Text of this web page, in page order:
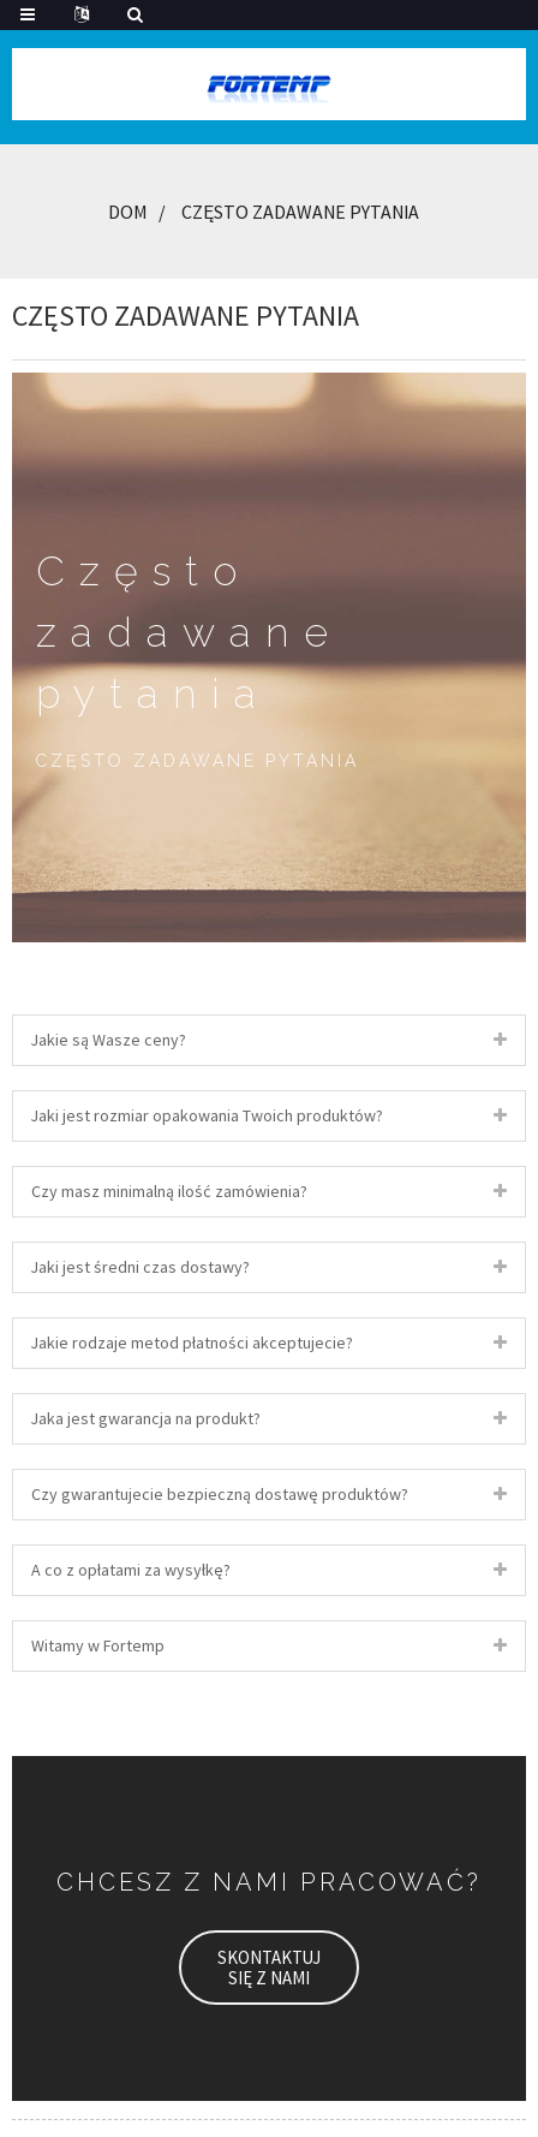
DOM CZĘSTO ZADAWANE PYTANIA
CZĘSTO ZADAWANE PYTANIA
Często
zadawane
pytania
CZĘSTO ZADAWANE PYTANIA
Jakie są Wasze ceny?
Jaki jest rozmiar opakowania Twoich produktów?
Czy masz minimalną ilość zamówienia?
Jaki jest średni czas dostawy?
Jakie rodzaje metod płatności akceptujecie?
Jaka jest gwarancja na produkt?
Czy gwarantujecie bezpieczną dostawę produktów?
A co z opłatami za wysyłkę?
Witamy w Fortemp
CHCESZ Z NAMI PRACOWAĆ?
SKONTAKTUJ
SIĘ Z NAMI